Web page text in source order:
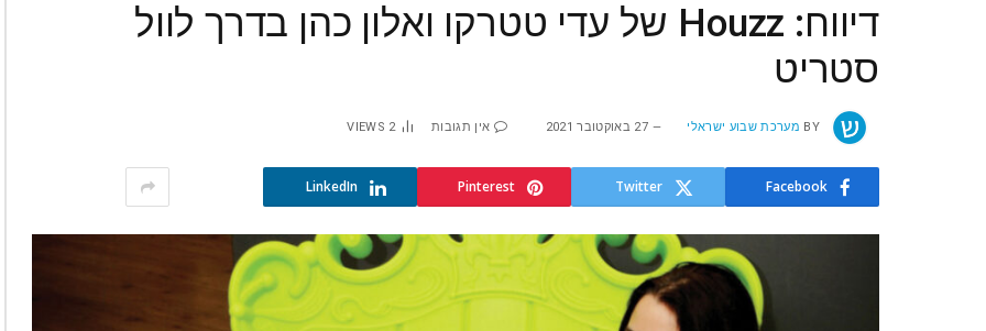
דיווח: Houzz של עדי טטרקו ואלון כהן בדרך לוול
סטריט
BY מערכת שבוע ישראלי 27 באוקטובר 2021 אין תגובות 2
VIEWS
Facebook
Twitter
Pinterest
LinkedIn